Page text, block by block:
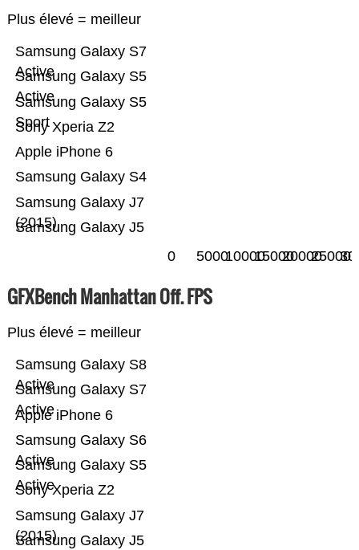
Plus élevé = meilleur
Samsung Galaxy J5
Samsung Galaxy J7
(2015)
Samsung Galaxy S4
Apple iPhone 6
Sony Xperia Z2
Samsung Galaxy S5
Sport
Samsung Galaxy S5
Active
Samsung Galaxy S7
Active
0 500010000150002000025000
GFXBench Manhattan Off. FPS
Plus élevé = meilleur
Samsung Galaxy J5
Samsung Galaxy J7
(2015)
Sony Xperia Z2
Samsung Galaxy S5
Active
Samsung Galaxy S6
Active
Apple iPhone 6
Samsung Galaxy S7
Active
Samsung Galaxy S8
Active